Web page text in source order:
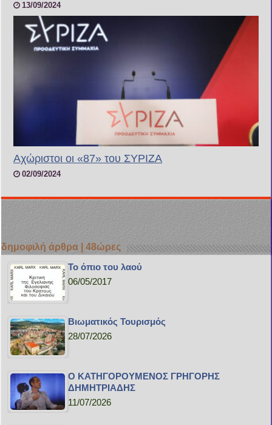
13/09/2024
Αχώριστοι οι «87» του ΣΥΡΙΖΑ
02/09/2024
δημοφιλή άρθρα | 48ώρες
Το όπιο του λαού
06/05/2017
Bιωματικός Τουρισμός
28/07/2026
Ο ΚΑΤΗΓΟΡΟΥΜΕΝΟΣ ΓΡΗΓΟΡΗΣ
ΔΗΜΗΤΡΙΑΔΗΣ
11/07/2026